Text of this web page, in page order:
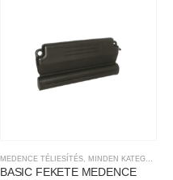
MEDENCE TÉLIESÍTÉS, MINDEN KATEGÓRIA
BASIC FEKETE MEDENCE